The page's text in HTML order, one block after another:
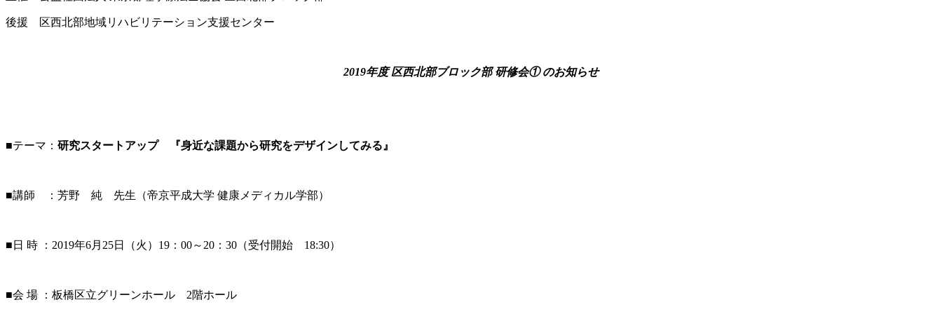
後援 区西北部地域リハビリテーション支援センター
2019年度 区西北部ブロック部 研修会① のお知らせ
■テーマ： 研究スタートアップ 『身近な課題から研究をデザインしてみる』
■講師 ：芳野 純 先生（帝京平成大学 健康メディカル学部）
■日 時 ：2019年6月25日（火）19：00～20：30（受付開始 18:30）
■会 場 ：板橋区立グリーンホール 2階ホール